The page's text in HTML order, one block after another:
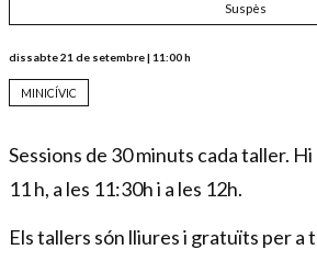
Suspès
dissabte 21 de setembre| 11:00 h
MINICÍVIC
Sessions de 30 minuts cada taller.
11 h, a les 11:30h i a les 12h.
Els tallers són lliures i gratuïts per a